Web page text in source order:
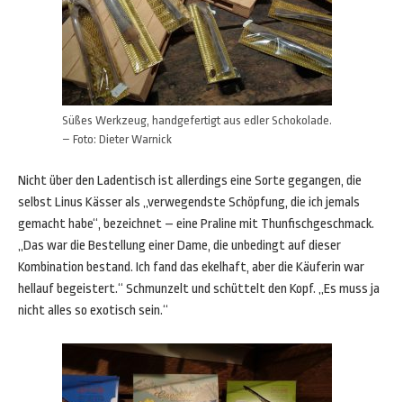
Süßes Werkzeug, handgefertigt aus edler Schokolade.
– Foto: Dieter Warnick
Nicht über den Ladentisch ist allerdings eine Sorte gegangen, die
selbst Linus Kässer als „verwegendste Schöpfung, die ich jemals
gemacht habe“, bezeichnet – eine Praline mit Thunfischgeschmack.
„Das war die Bestellung einer Dame, die unbedingt auf dieser
Kombination bestand. Ich fand das ekelhaft, aber die Käuferin war
hellauf begeistert.“ Schmunzelt und schüttelt den Kopf. „Es muss ja
nicht alles so exotisch sein.“